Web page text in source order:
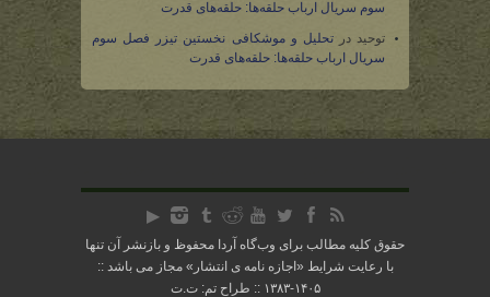
سوم سریال ارباب حلقه‌ها: حلقه‌های قدرت
توحید درتحلیل و موشکافی نخستین تیزر فصل سوم
سریال ارباب حلقه‌ها: حلقه‌های قدرت
حقوق کلیه مطالب برای وب‌گاه آردا محفوظ و بازنشر آن تنها
با رعایت شرایط « اجازه نامه ی انتشار » مجاز می باشد ::
۱۴۰۵-۱۳۸۳ :: طراح تم: ت.ت